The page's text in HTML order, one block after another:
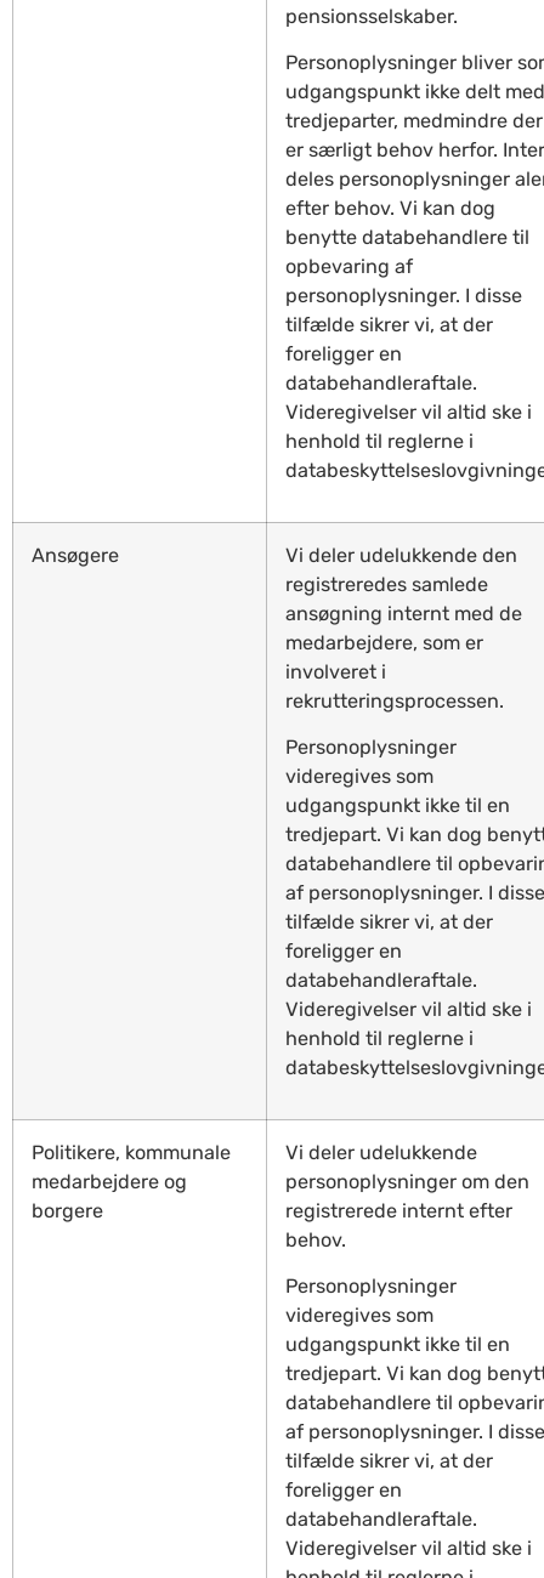
pensionsselskaber.
Personoplysninger bliver
udgangspunkt ikke delt med
tredjeparter, medmindre der
er særligt behov herfor.
deles personoplysninger
efter behov. Vi kan dog
benytte databehandlere til
opbevaring af
personoplysninger. I disse
tilfælde sikrer vi, at der
foreligger en
databehandleraftale.
Videregivelser vil altid ske i
henhold til reglerne i
Ansøgere
Vi deler udelukkende den
registreredes samlede
ansøgning internt med de
medarbejdere, som er
involveret i
rekrutteringsprocessen.
Personoplysninger
videregives som
udgangspunkt ikke til en
tredjepart. Vi kan dog
databehandlere til
af personoplysninger. I disse
tilfælde sikrer vi, at der
foreligger en
databehandleraftale.
Videregivelser vil altid ske i
henhold til reglerne i
Politikere, kommunale
medarbejdere og
borgere
Vi deler udelukkende
personoplysninger om den
registrerede internt efter
behov.
Personoplysninger
videregives som
udgangspunkt ikke til en
tredjepart. Vi kan dog
databehandlere til
af personoplysninger. I disse
tilfælde sikrer vi, at der
foreligger en
databehandleraftale.
Videregivelser vil altid ske i